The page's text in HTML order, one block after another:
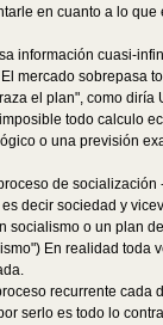
en cuanto a lo
información cuasi-
mercado sobrepasa
el plan", como
todo calculo
o una previsión
de
decir sociedad y
socialismo o un plan
En realidad toda
recurrente cada
serlo es todo lo